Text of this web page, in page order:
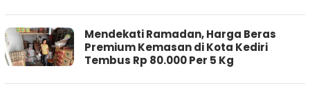
Mendekati Ramadan, Harga Beras
Premium Kemasan di Kota Kediri
Tembus Rp 80.000 Per 5 Kg